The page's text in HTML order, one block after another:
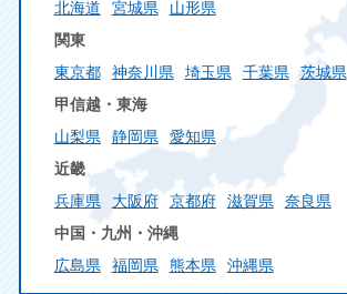
北海道
宮城県
山形県
関東
東京都
神奈川県 埼玉県 千葉県 茨城県
甲信越・東海
山梨県
静岡県
愛知県
近畿
兵庫県
大阪府 京都府 滋賀県
奈良県
中国・九州・沖縄
広島県
福岡県 熊本県 沖縄県